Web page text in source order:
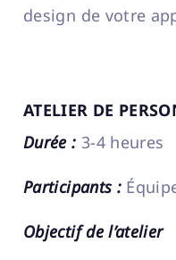
design de votre
ATELIER DE
Durée : 3-4 heures
Participants :
Objectif de l’atelier